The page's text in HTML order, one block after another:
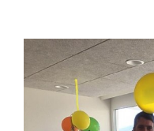
grösseres
Bild